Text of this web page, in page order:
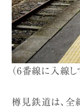
（6番線に入線し
樽見鉄道は、全